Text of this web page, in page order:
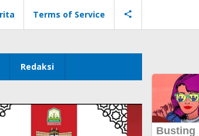
Terms of Service
Redaksi